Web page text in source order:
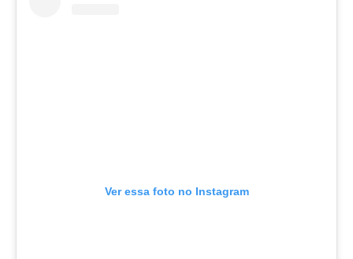
Ver essa foto no Instagram